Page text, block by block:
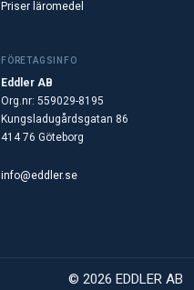
Priser läromedel
FÖRETAGSINFO
Eddler AB
Org.nr: 559029-8195
Kungsladugårdsgatan 86
414 76 Göteborg
info@eddler.se
© 2026 EDDLER AB